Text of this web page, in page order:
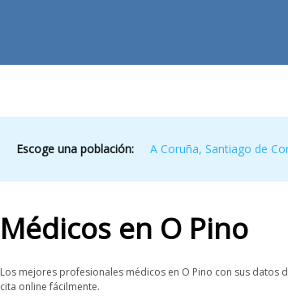
Escoge una población: A Coruña,Santiago de
Médicos en O Pino
Los mejores profesionales médicos en O Pino con sus
cita online fácilmente.